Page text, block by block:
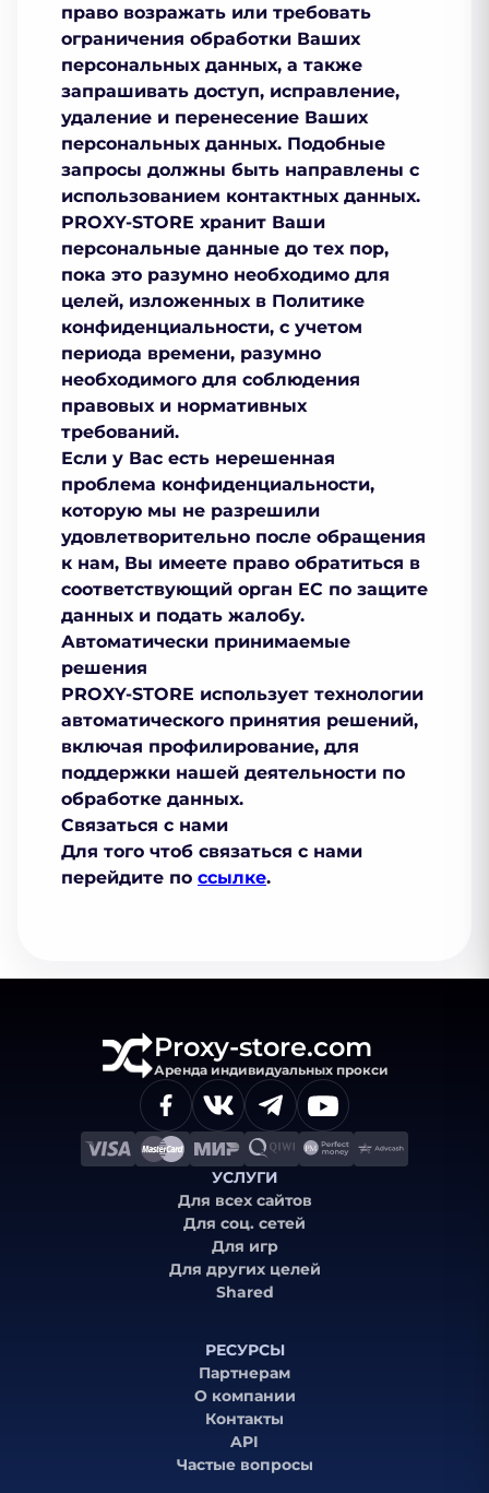
право возражать или требовать
ограничения обработки Ваших
персональных данных, а также
запрашивать доступ, исправление,
удаление и перенесение Ваших
персональных данных. Подобные
запросы должны быть направлены с
использованием контактных данных.
PROXY-STORE хранит Ваши
персональные данные до тех пор,
пока это разумно необходимо для
целей, изложенных в Политике
конфиденциальности, с учетом
периода времени, разумно
необходимого для соблюдения
правовых и нормативных
требований.
Если у Вас есть нерешенная
проблема конфиденциальности,
которую мы не разрешили
удовлетворительно после обращения
к нам, Вы имеете право обратиться в
соответствующий орган ЕС по защите
данных и подать жалобу.
Автоматически принимаемые
решения
PROXY-STORE использует технологии
автоматического принятия решений,
включая профилирование, для
поддержки нашей деятельности по
обработке данных.
Связаться с нами
Для того чтоб связаться с нами
перейдите по ссылке.
Proxy-store.com
Аренда индивидуальных прокси
УСЛУГИ
Для всех сайтов
Для соц. сетей
Для игр
Для других целей
Shared
РЕСУРСЫ
Партнерам
О компании
Контакты
API
Частые вопросы